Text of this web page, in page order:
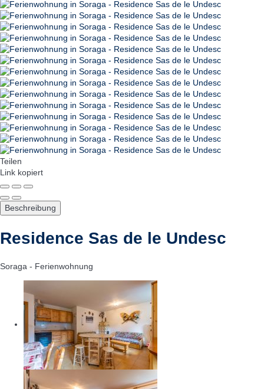
Teilen
Link kopiert
Beschreibung
Residence Sas de le Undesc
Soraga - Ferienwohnung